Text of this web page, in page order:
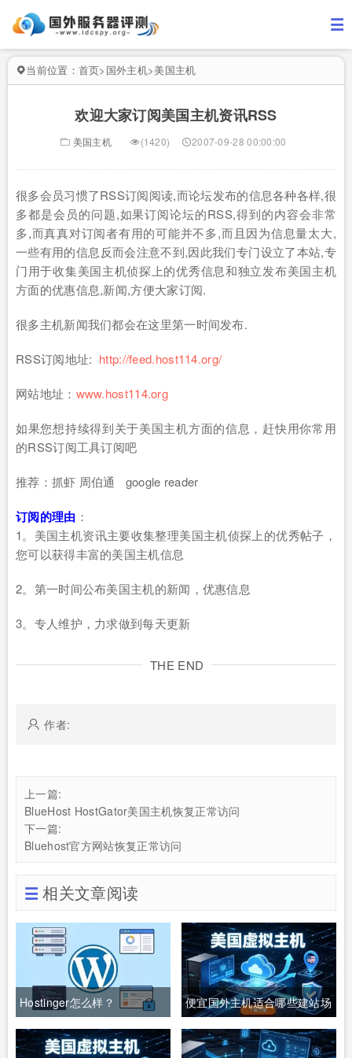
当前位置： 首页> 国外主机>美国主机
欢迎大家订阅美国主机资讯RSS
美国主机 (1420) 2007-09-28 00:00:00
很多会员习惯了RSS订阅阅读,而论坛发布的信息各种各样,很
多都是会员的问题,如果订阅论坛的RSS,得到的内容会非常
多,而真真对订阅者有用的可能并不多,而且因为信息量太大,
一些有用的信息反而会注意不到,因此我们专门设立了本站,专
门用于收集美国主机侦探上的优秀信息和独立发布美国主机
方面的优惠信息,新闻,方便大家订阅.
很多主机新闻我们都会在这里第一时间发布.
RSS订阅地址: http://feed.host114.org/
网站地址： www.host114.org
如果您想持续得到关于美国主机方面的信息，赶快用你常用
的RSS订阅工具订阅吧
推荐：抓虾 周伯通 google reader
订阅的理由 ：
1。美国主机资讯主要收集整理美国主机侦探上的优秀帖子，
您可以获得丰富的美国主机信息
2。第一时间公布美国主机的新闻，优惠信息
3。专人维护，力求做到每天更新
THE END
作者:
上一篇:
BlueHost HostGator美国主机恢复正常访问
下一篇:
Bluehost官方网站恢复正常访问
相关文章阅读
Hostinger怎么样？
WordPress主机与虚拟主机
便宜国外主机适合哪些建站场
景